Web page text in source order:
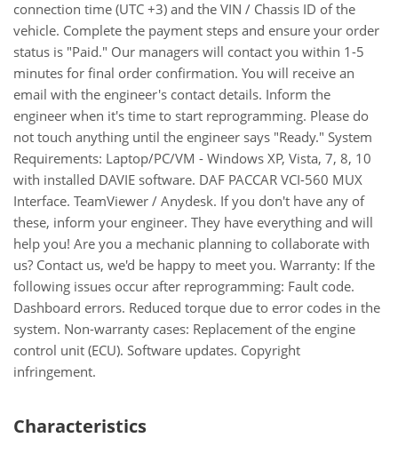
connection time (UTC +3) and the VIN / Chassis ID of the
vehicle. Complete the payment steps and ensure your order
status is "Paid." Our managers will contact you within 1-5
minutes for final order confirmation. You will receive an
email with the engineer's contact details. Inform the
engineer when it's time to start reprogramming. Please do
not touch anything until the engineer says "Ready." System
Requirements: Laptop/PC/VM - Windows XP, Vista, 7, 8, 10
with installed DAVIE software. DAF PACCAR VCI-560 MUX
Interface. TeamViewer / Anydesk. If you don't have any of
these, inform your engineer. They have everything and will
help you! Are you a mechanic planning to collaborate with
us? Contact us, we'd be happy to meet you. Warranty: If the
following issues occur after reprogramming: Fault code.
Dashboard errors. Reduced torque due to error codes in the
system. Non-warranty cases: Replacement of the engine
control unit (ECU). Software updates. Copyright
infringement.
Characteristics